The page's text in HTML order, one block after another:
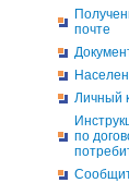
почте
Личный
по